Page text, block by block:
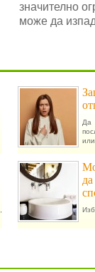
значително
може да
Да